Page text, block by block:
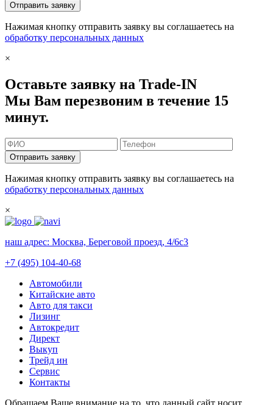
Отправить заявку
Нажимая кнопку отправить заявку вы соглашаетесь на
обработку персональных данных
×
Оставьте заявку на Trade-IN
Мы Вам перезвоним в течение 15
минут.
Отправить заявку
Нажимая кнопку отправить заявку вы соглашаетесь на
обработку персональных данных
×
наш адрес: Москва, Береговой проезд, 4/6с3
+7 (495) 104-40-68
Автомобили
Китайские авто
Авто для такси
Лизинг
Автокредит
Директ
Выкуп
Трейд ин
Сервис
Контакты